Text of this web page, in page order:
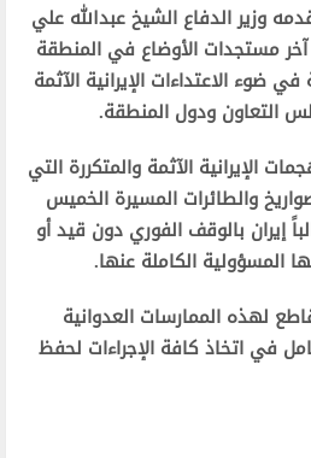
وزير الدفاع الشيخ عبدالله علي
آخر مستجدات الأوضاع في المنطقة
ضوء الاعتداءات الإيرانية الآثمة
التعاون ودول المنطقة.
الإيرانية الآثمة والمتكررة التي
والطائرات المسيرة الخميس
إيران بالوقف الفوري دون قيد أو
المسؤولية الكاملة عنها.
لهذه الممارسات العدوانية
في اتخاذ كافة الإجراءات لحفظ